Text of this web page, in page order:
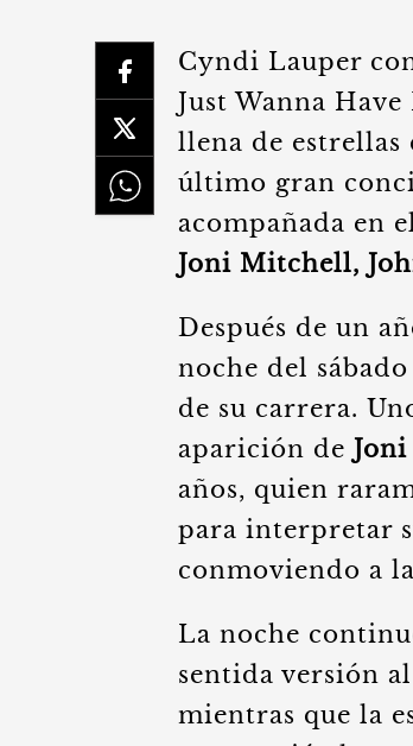
Cyndi Lauper
Just Wanna
llena de estrellas
último gran
acompañada en
Joni Mitchell,
Después de un
noche del
de su carrera.
aparición de
años, quien
para interpretar
conmoviendo a
La noche
sentida versión
mientras que la